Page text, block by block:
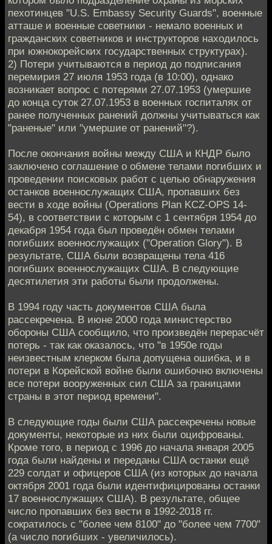
пехотинцев "U.S. Embassy Security Guards", военные
атташе и военные советники - немало военных и
гражданских советников и инструкторов находилось
при южнокорейских государственных структурах).
2) Потери учитываются в период до подписания
перемирия 27 июля 1953 года (в 10:00), однако
возникает вопрос с потерями 27.07.1953 (умершие
до конца суток 27.07.1953 в военных госпиталях от
ранее полученных ранений должны учитываться как
"раненые" или "умершие от ранений"?).
После окончания войны между США и КНДР было
заключено соглашение о обмене телами погибших и
проведении поисковых работ с целью обнаружения
останков военнослужащих США, пропавших без
вести в ходе войны (Operations Plan KCZ-OPS 14-
54), в соответствии с которым с 1 сентября 1954 до
декабря 1954 года был проведён обмен телами
погибших военнослужащих ("Operation Glory"). В
результате, США были возвращены тела 416
погибших военнослужащих США. В следующие
десятилетия эти работы были продолжены.
В 1994 году часть документов США была
рассекречена. В июне 2000 года министерство
обороны США сообщило, что произведён перерасчёт
потерь - так как оказалось, что "в 1950е годы
неизвестным клерком была допущена ошибка, и в
потери в Корейской войне были ошибочно включены
все потери вооруженных сил США за границами
страны в этот период времени".
В следующие годы были США рассекречены новые
документы, некоторые из них были оцифрованы.
Кроме того, в период с 1996 до начала января 2005
года были найдены и переданы США останки ещё
229 солдат и офицеров США (из которых до начала
октября 2001 года были идентифицированы останки
17 военнослужащих США). В результате, общее
число пропавших без вести в 1992-2018 гг.
сократилось с "более чем 8100" до "более чем 7700"
(а число погибших - увеличилось).